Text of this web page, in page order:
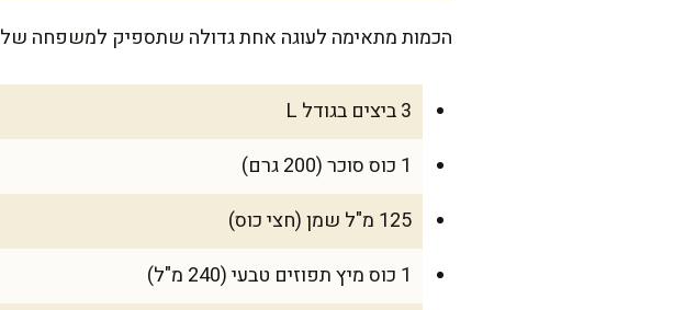
הכמות מתאימה לעוגה אחת גדולה שתספיק למשפחה של 8 אנשים, או לחברים באירוח קליל ליד כוס תה חם.
3 ביצים בגודל L
1 כוס סוכר (200 גרם)
125 מ"ל שמן (חצי כוס)
1 כוס מיץ תפוזים טבעי (240 מ"ל)